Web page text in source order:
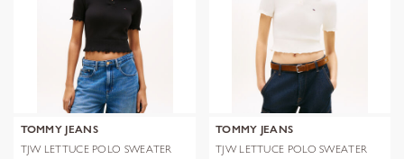
TOMMY JEANS
TJW LETTUCE POLO SWEATER
TOMMY JEANS
TJW LETTUCE POLO SWEATER